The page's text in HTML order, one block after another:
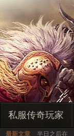
私服传奇玩家
最新文章 半日之后在